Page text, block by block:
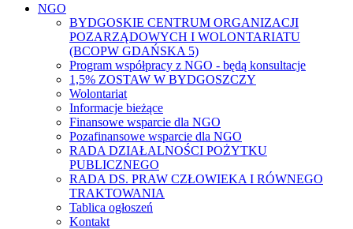
NGO
BYDGOSKIE CENTRUM ORGANIZACJI
POZARZĄDOWYCH I WOLONTARIATU
(BCOPW GDAŃSKA 5)
Program współpracy z NGO - będą konsultacje
1,5% ZOSTAW W BYDGOSZCZY
Wolontariat
Informacje bieżące
Finansowe wsparcie dla NGO
Pozafinansowe wsparcie dla NGO
RADA DZIAŁALNOŚCI POŻYTKU
PUBLICZNEGO
RADA DS. PRAW CZŁOWIEKA I RÓWNEGO
TRAKTOWANIA
Tablica ogłoszeń
Kontakt